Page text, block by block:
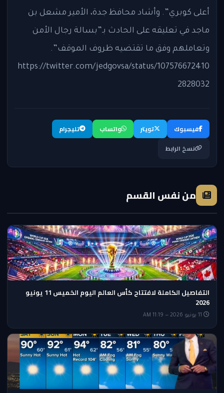
أعلى كوبري”. وأشاد محافظ جدة، الأمير مشعل بن
ماجد في تعليقه على الحادث بـ”بسالة رجال الأمن
وتعاملهم وفق ما تقتضيه ظروف الموقف”.
https://twitter.com/jedgovsa/status/107576672410
2828032
فيسبوك تويتر واتساب
تليجرام
نسخ الرابط
من نفس القسم
التفاصيل الكاملة لافتتاح كأس العالم اليوم الخميس 11 يونيو
2026